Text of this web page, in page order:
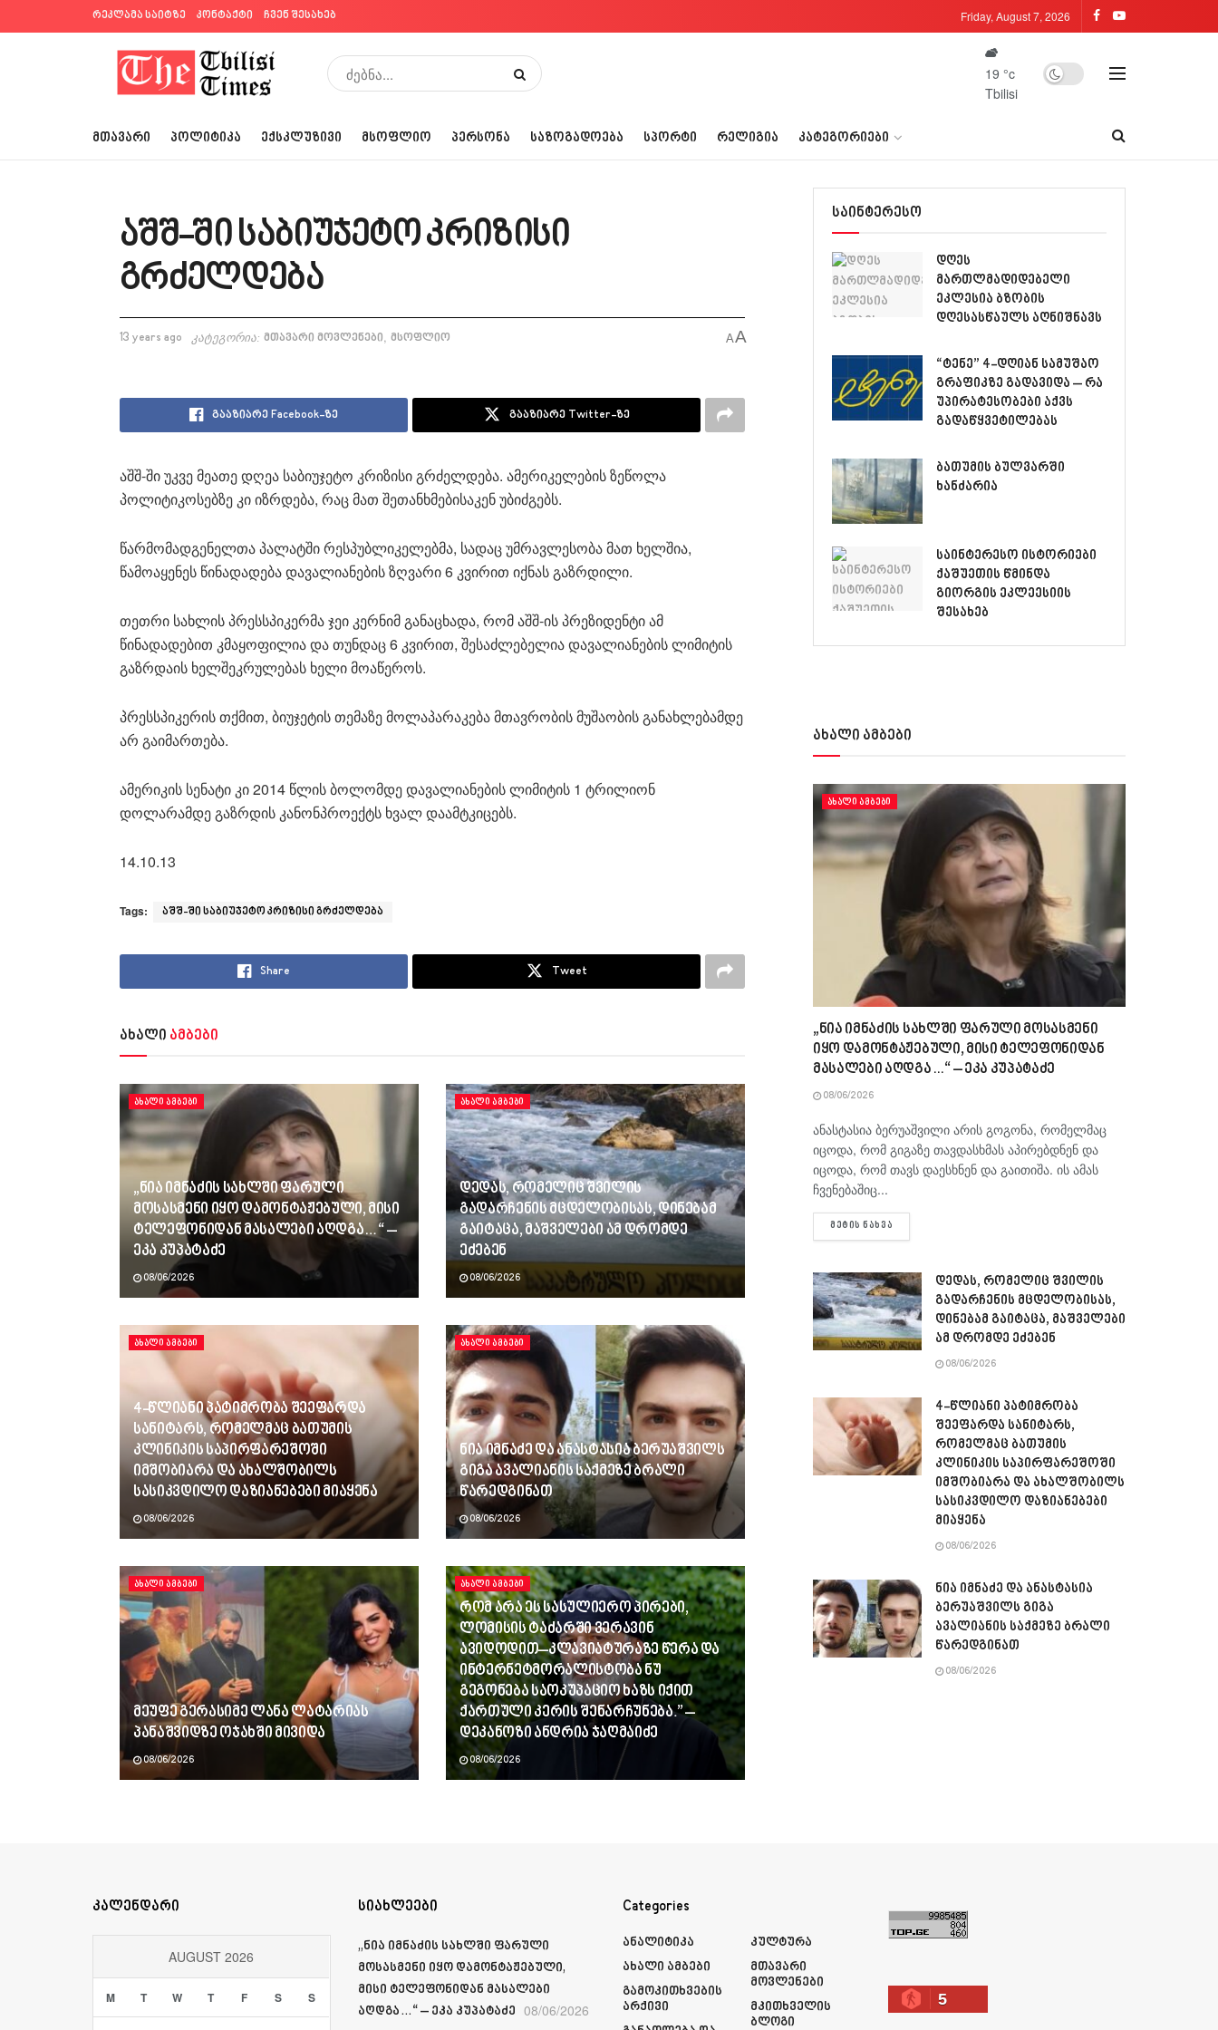
რეკლამა საიტზე კონტაქტი ჩვენ შესახებ Friday, August 7, 2026
19 °c
Tbilisi
ᲛᲗᲐᲕᲐᲠᲘ ᲞᲝᲚᲘᲢᲘᲙᲐ ᲔᲥᲡᲙᲚᲣᲖᲘᲕᲘ ᲛᲡᲝᲤᲚᲘᲝ ᲞᲔᲠᲡᲝᲜᲐ ᲡᲐᲖᲝᲒᲐᲓᲝᲔᲑᲐ ᲡᲞᲝᲠᲢᲘ ᲠᲔᲚᲘᲒᲘᲐ ᲙᲐᲢᲔᲒᲝᲠᲘᲔᲑᲘ
აშშ-ში საბიუჯეტო კრიზისი
გრძელდება
13 years ago კატეგორია: მთავარი მოვლენები, მსოფლიო AA
გააზიარე Facebook-ზე გააზიარე Twitter-ზე
აშშ-ში უკვე მეათე დღეა საბიუჯეტო კრიზისი გრძელდება. ამერიკელების ზეწოლა
პოლიტიკოსებზე კი იზრდება, რაც მათ შეთანხმებისაკენ უბიძგებს.
წარმომადგენელთა პალატში რესპუბლიკელებმა, სადაც უმრავლესობა მათ ხელშია,
წამოაყენეს წინადადება დავალიანების ზღვარი 6 კვირით იქნას გაზრდილი.
თეთრი სახლის პრესსპიკერმა ჯეი კერნიმ განაცხადა, რომ აშშ-ის პრეზიდენტი ამ
წინადადებით კმაყოფილია და თუნდაც 6 კვირით, შესაძლებელია დავალიანების ლიმიტის
გაზრდაის ხელშეკრულებას ხელი მოაწეროს.
პრესსპიკერის თქმით, ბიუჯეტის თემაზე მოლაპარაკება მთავრობის მუშაობის განახლებამდე
არ გაიმართება.
ამერიკის სენატი კი 2014 წლის ბოლომდე დავალიანების ლიმიტის 1 ტრილიონ
დოლარამდე გაზრდის კანონპროექტს ხვალ დაამტკიცებს.
14.10.13
Tags: აშშ-ში საბიუჯეტო კრიზისი გრძელდება
Share Tweet
ახალი ამბები
ᲐᲮᲐᲚᲘ ᲐᲛᲑᲔᲑᲘ
„ნია იმნაძის სახლში ფარული
მოსასმენი იყო დამონტაჟებული, მისი
ტელეფონიდან მასალები აღდგა…“ –
ეკა კუპატაძე
08/06/2026
ᲐᲮᲐᲚᲘ ᲐᲛᲑᲔᲑᲘ
დედას, რომელიც შვილის
გადარჩენის მცდელობისას, დინებამ
გაიტაცა, მაშველები ამ დრომდე
ეძებენ
08/06/2026
ᲐᲮᲐᲚᲘ ᲐᲛᲑᲔᲑᲘ
4-წლიანი პატიმრობა შეეფარდა
სანიტარს, რომელმაც ბათუმის
კლინიკის საპირფარეშოში
იმშობიარა და ახალშობილს
სასიკვდილო დაზიანებები მიაყენა
08/06/2026
ᲐᲮᲐᲚᲘ ᲐᲛᲑᲔᲑᲘ
ნია იმნაძე და ანასტასია ბერუაშვილს
გიგა ავალიანის საქმეზე ბრალი
წარედგინათ
08/06/2026
ᲐᲮᲐᲚᲘ ᲐᲛᲑᲔᲑᲘ
მეუფე გერასიმე ლანა ლატარიას
პანაშვიდზე ოჯახში მივიდა
08/06/2026
ᲐᲮᲐᲚᲘ ᲐᲛᲑᲔᲑᲘ
რომ არა ეს სასულიერო პირები,
ლომისის ტაძარში ვერავინ
ავიდოდით–კლავიატურაზე წერა და
ინტერნეტმორალისტობა ნუ
გეგონება საოკუპაციო ხაზს იქით
ქართული კერის შენარჩუნება.” –
დეკანოზი ანდრია ჯაღმაიძე
08/06/2026
საინტერესო
დღეს
მართლმადიდებელი
ეკლესია ბზობის
დღესასწაულს აღნიშნავს
“ტენე” 4-დღიან სამუშაო
გრაფიკზე გადავიდა – რა
უპირატესობები აქვს
გადაწყვეტილებას
ბათუმის ბულვარში
ხანძარია
საინტერესო ისტორიები
ქაშუეთის წმინდა
გიორგის ეკლეესიის
შესახებ
ახალი ამბები
ᲐᲮᲐᲚᲘ ᲐᲛᲑᲔᲑᲘ
„ნია იმნაძის სახლში ფარული მოსასმენი
იყო დამონტაჟებული, მისი ტელეფონიდან
მასალები აღდგა…“ – ეკა კუპატაძე
08/06/2026
ანასტასია ბერუაშვილი არის გოგონა, რომელმაც
იცოდა, რომ გიგაზე თავდასხმას აპირებდნენ და
იცოდა, რომ თავს დაესხნენ და გაითიშა. ის ამას
ჩვენებაშიც...
ᲛᲔᲢᲘᲡ ᲜᲐᲮᲕᲐ
დედას, რომელიც შვილის
გადარჩენის მცდელობისას,
დინებამ გაიტაცა, მაშველები
ამ დრომდე ეძებენ
08/06/2026
4-წლიანი პატიმრობა
შეეფარდა სანიტარს,
რომელმაც ბათუმის
კლინიკის საპირფარეშოში
იმშობიარა და ახალშობილს
სასიკვდილო დაზიანებები
მიაყენა
08/06/2026
ნია იმნაძე და ანასტასია
ბერუაშვილს გიგა
ავალიანის საქმეზე ბრალი
წარედგინათ
08/06/2026
კალენდარი
AUGUST 2026
M T W T F S S
სიახლეები
„ნია იმნაძის სახლში ფარული
მოსასმენი იყო დამონტაჟებული,
მისი ტელეფონიდან მასალები
აღდგა…“ – ეკა კუპატაძე 08/06/2026
Categories
Ანალიტიკა
Ახალი Ამბები
Გამოკითხვების
Არქივი
Კულტურა
Მთავარი
Მოვლენები
Მკითხველის
Ბლოგი
5